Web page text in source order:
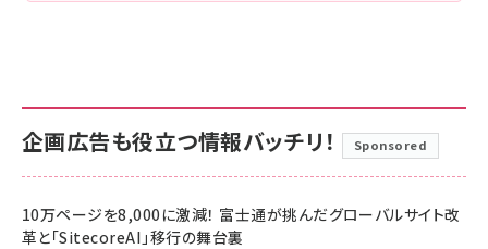
企画広告も役立つ情報バッチリ！ Sponsored
10万ページを8,000に激減！ 富士通が挑んだグローバルサイト改
革と「SitecoreAI」移行の舞台裏